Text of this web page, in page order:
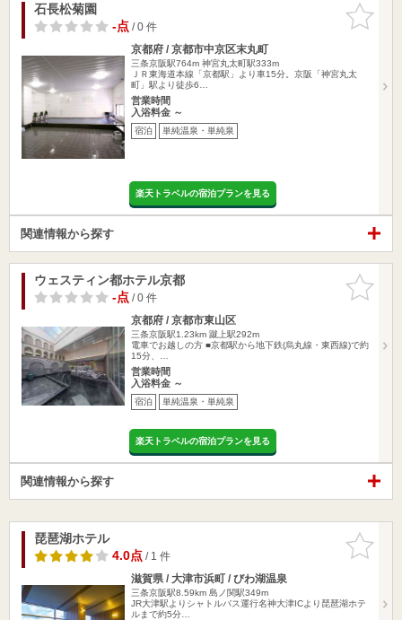
お気に入
りに追加
石長松菊園
-点/ 0 件
京都府 / 京都市中京区末丸町
三条京阪駅764m 神宮丸太町駅333m
ＪＲ東海道本線「京都駅」より車15分。京阪「神宮丸太
町」駅より徒歩6…
営業時間
入浴料金 ～
宿泊 単純温泉・単純泉
楽天トラベルの宿泊プランを見る
関連情報から探す
お気に入
りに追加
ウェスティン都ホテル京都
-点/ 0 件
京都府 / 京都市東山区
三条京阪駅1.23km 蹴上駅292m
電車でお越しの方 ■京都駅から地下鉄(烏丸線・東西線)で約
15分、…
営業時間
入浴料金 ～
宿泊 単純温泉・単純泉
楽天トラベルの宿泊プランを見る
関連情報から探す
お気に入
りに追加
琵琶湖ホテル
4.0点/ 1 件
滋賀県 / 大津市浜町 / びわ湖温泉
三条京阪駅8.59km 島ノ関駅349m
JR大津駅よりシャトルバス運行名神大津ICより琵琶湖ホテ
ルまで約5分…